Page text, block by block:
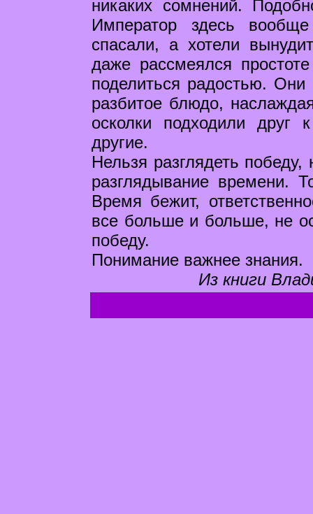
никаких сомнений.
Император здесь
спасали, а хотели
даже рассмеялся
поделиться радостью.
разбитое блюдо,
осколки подходили
другие.
Нельзя разглядеть
разглядывание времени.
Время бежит,
все больше и больше, не
победу.
Понимание важнее знания.
Из книги